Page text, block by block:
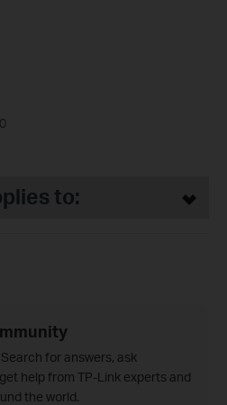
to:
for answers, ask
help from TP-Link experts and
the world.